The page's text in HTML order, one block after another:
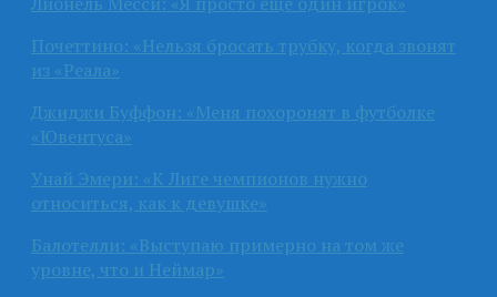
Почеттино: «Нельзя бросать трубку, когда звонят
из «Реала»
Джиджи Буффон: «Меня похоронят в футболке
«Ювентуса»
Унай Эмери: «К Лиге чемпионов нужно
относиться, как к девушке»
Балотелли: «Выступаю примерно на том же
уровне, что и Неймар»